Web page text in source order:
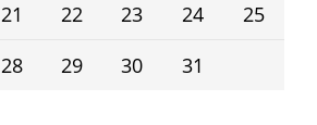
21 22 23 24
25
28 29 30
31